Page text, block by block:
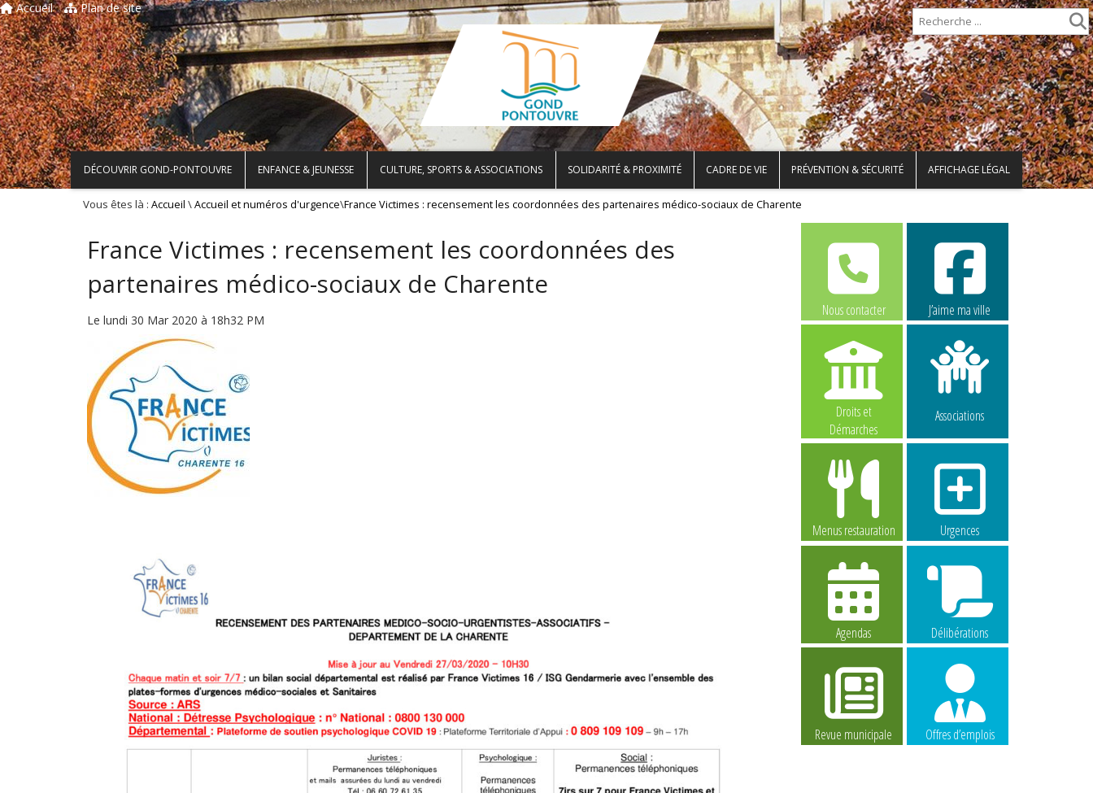
Accueil Plan de site
DÉCOUVRIR GOND-PONTOUVRE ENFANCE & JEUNESSE CULTURE, SPORTS & ASSOCIATIONS SOLIDARITÉ & PROXIMITÉ CADRE DE VIE PRÉVENTION & SÉCURITÉ AFFICHAGE LÉGAL
Vous êtes là : Accueil \Accueil et numéros d'urgence\France Victimes : recensement les coordonnées des partenaires médico-sociaux de Charente
France Victimes : recensement les coordonnées des
partenaires médico-sociaux de Charente
Le lundi 30 Mar 2020 à 18h32 PM
Nous contacter J’aime ma ville
Droits et
Démarches
Associations
Menus restauration Urgences
Agendas Délibérations
Revue municipale Offres d’emplois